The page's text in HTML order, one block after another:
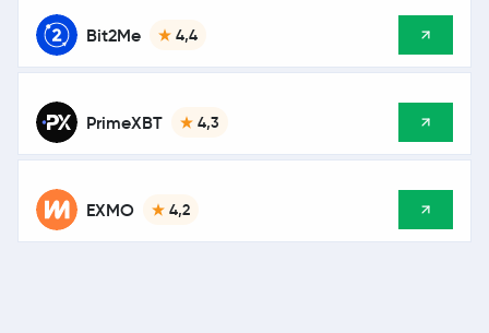
Bit2Me 4,4
PrimeXBT 4,3
EXMO 4,2